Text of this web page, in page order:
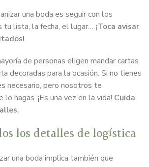
una boda es seguir con los
tu lista, la fecha, el lugar… ¡Toca avisar
de personas eligen mandar cartas
decoradas para la ocasión. Si no tienes
necesario, pero nosotros te
hagas. ¡Es una vez en la vida! Cuida
los detalles de logística
una boda implica también que